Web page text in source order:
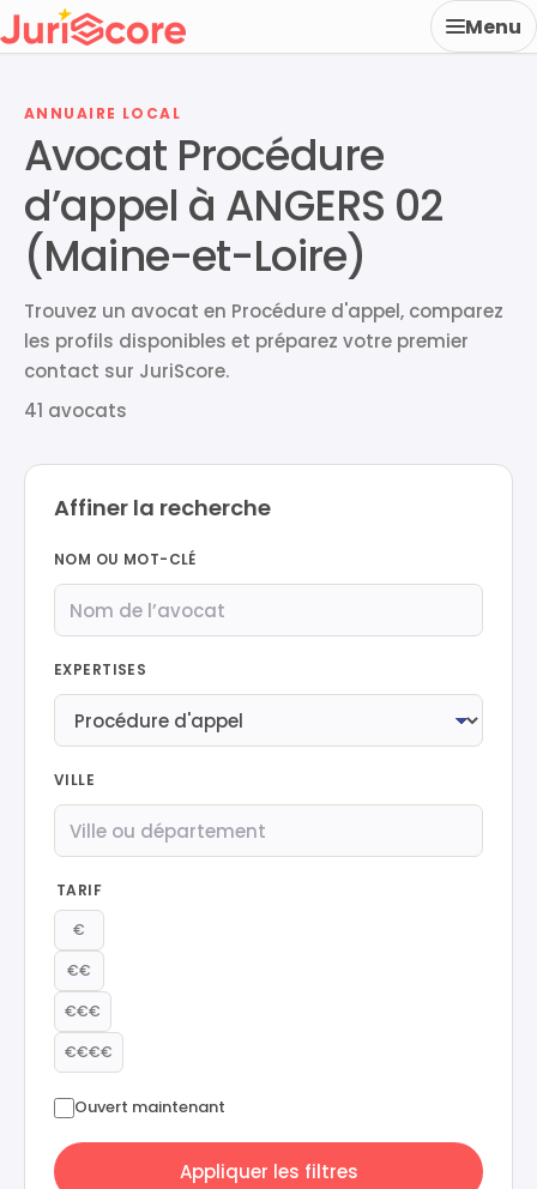
Menu
ANNUAIRE LOCAL
Avocat Procédure
d’appel à ANGERS 02
(Maine-et-Loire)
Trouvez un avocat en Procédure d'appel, comparez
les profils disponibles et préparez votre premier
contact sur JuriScore.
41 avocats
Affiner la recherche
NOM OU MOT-CLÉ
EXPERTISES
VILLE
TARIF
€
€€
€€€
€€€€
Ouvert maintenant
Appliquer les filtres